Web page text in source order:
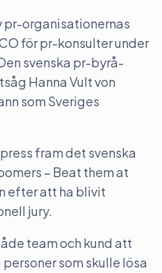
pr-organisationernas
för pr-konsulter under
svenska pr-byrå-
Hanna Vult von
som Sveriges
fram det svenska
– Beat them at
efter att ha blivit
jury.
team och kund att
som skulle lösa